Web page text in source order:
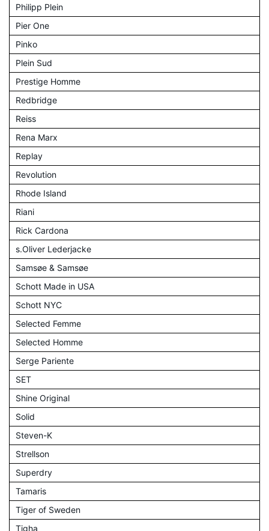
Philipp Plein
Pier One
Pinko
Plein Sud
Prestige Homme
Redbridge
Reiss
Rena Marx
Replay
Revolution
Rhode Island
Riani
Rick Cardona
s.Oliver Lederjacke
Samsøe & Samsøe
Schott Made in USA
Schott NYC
Selected Femme
Selected Homme
Serge Pariente
SET
Shine Original
Solid
Steven-K
Strellson
Superdry
Tamaris
Tiger of Sweden
Tigha